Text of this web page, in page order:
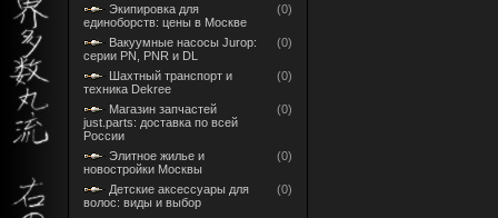
Экипировка для
единоборств: цены в Москве
(0)
Вакуумные насосы Jurop:
серии PN, PNR и DL
(0)
Шахтный транспорт и
техника Dekree
(0)
Магазин запчастей
just.parts: доставка по всей
России
(0)
Элитное жилье и
новостройки Москвы
(0)
Детские аксессуары для
волос: виды и выбор
(0)